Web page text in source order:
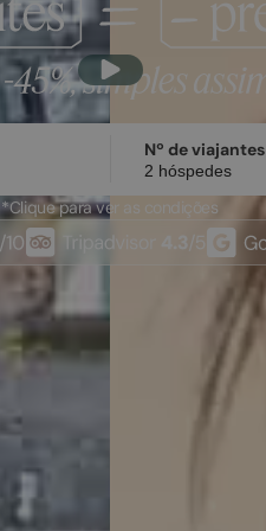
Nº de viajantes
*Clique para ver as condições